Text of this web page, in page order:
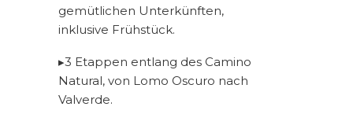
gemütlichen Unterkünften,
inklusive Frühstück.
▸3 Etappen entlang des Camino
Natural, von Lomo Oscuro nach
Valverde.